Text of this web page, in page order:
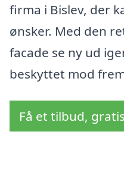
firma i Bislev, der
ønsker. Med den
facade se ny ud
beskyttet mod
Få et tilbud,